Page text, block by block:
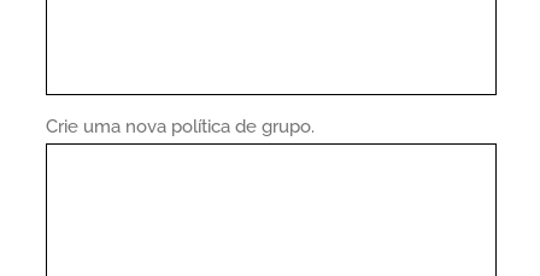
Crie uma nova política de grupo.